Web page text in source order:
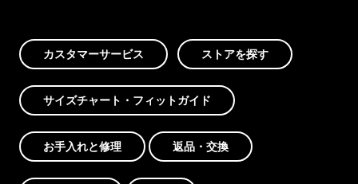
カスタマーサービス ストアを探す
サイズチャート・フィットガイド
お手入れと修理 返品・交換